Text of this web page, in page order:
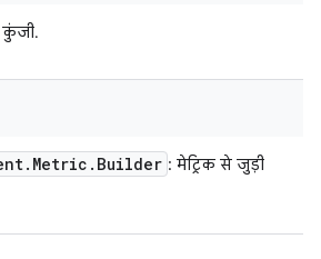
कुंजी.
. Metric . Builder : मेट्रिक से जुड़ी